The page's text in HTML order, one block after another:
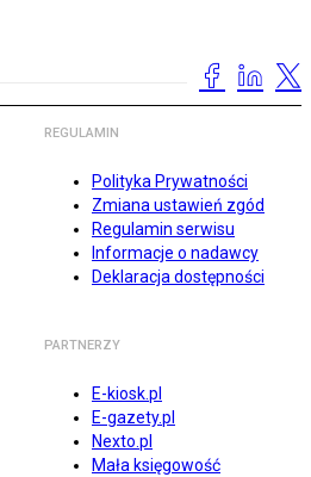
REGULAMIN
Polityka Prywatności
Zmiana ustawień zgód
Regulamin serwisu
Informacje o nadawcy
Deklaracja dostępności
PARTNERZY
E-kiosk.pl
E-gazety.pl
Nexto.pl
Mała księgowość